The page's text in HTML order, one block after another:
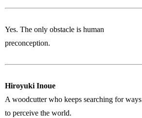
Yes. The only obstacle is human
preconception.
Hiroyuki Inoue
A woodcutter who keeps searching for ways
to perceive the world.